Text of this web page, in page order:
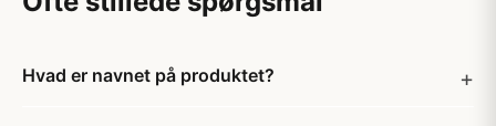
Hvad er navnet på produktet?